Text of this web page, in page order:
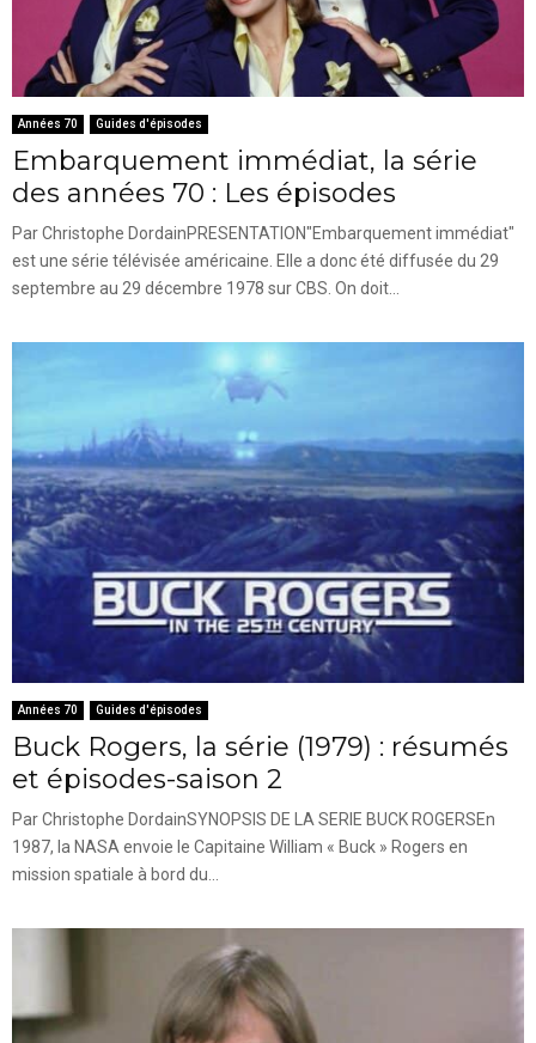
Années 70 Guides d'épisodes
Embarquement immédiat, la série
des années 70 : Les épisodes
Par Christophe DordainPRESENTATION"Embarquement immédiat"
est une série télévisée américaine. Elle a donc été diffusée du 29
septembre au 29 décembre 1978 sur CBS. On doit...
Années 70 Guides d'épisodes
Buck Rogers, la série (1979) : résumés
et épisodes-saison 2
Par Christophe DordainSYNOPSIS DE LA SERIE BUCK ROGERSEn
1987, la NASA envoie le Capitaine William « Buck » Rogers en
mission spatiale à bord du...